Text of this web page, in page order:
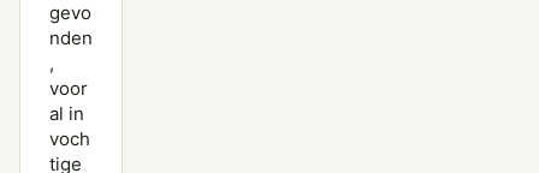
gevo
nden
,
voor
al in
voch
tige